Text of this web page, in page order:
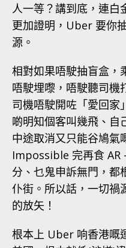
人一等？講到底，連白
更加證明，Uber 要你
源。
相對如果唔駛抽盲盒，
唔駛埋嚟，唔駛聽司機
司機唔駛開咗「愛回家
啲明知個客叫幾飛、自
中途取消又只能谷鳩
Impossible 完再食 AR
分、乜鬼申訴無門，都
仆街。所以話，一切禍
的放矢！
根本上 Uber 响香港嘅